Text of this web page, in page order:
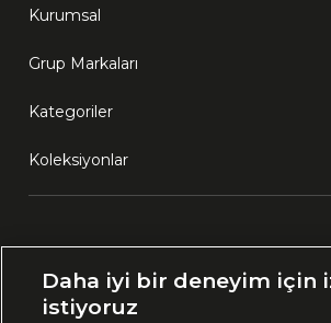
Kurumsal
Grup Markaları
Kategoriler
Koleksiyonlar
🇹🇷 Türkiye
Daha iyi bir deneyim için
istiyoruz